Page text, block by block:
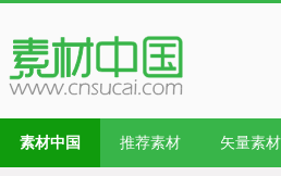
素材中国 推荐素材 矢量素材